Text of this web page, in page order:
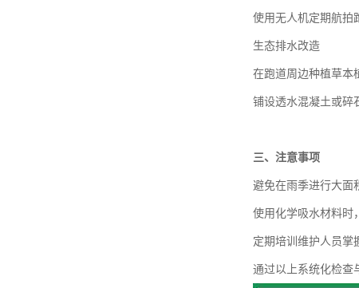
使用无人机定期航拍
生态排水改造
在跑道周边种植草本
铺设透水混凝土或碎
三、注意事项
避免在雨季进行大面
使用化学吸水材料时
定期培训维护人员掌
通过以上系统化检查